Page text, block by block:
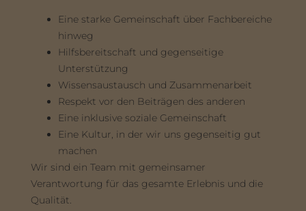
Eine starke Gemeinschaft über Fachbereiche
hinweg
Hilfsbereitschaft und gegenseitige
Unterstützung
Wissensaustausch und Zusammenarbeit
Respekt vor den Beiträgen des anderen
Eine inklusive soziale Gemeinschaft
Eine Kultur, in der wir uns gegenseitig gut
machen
Wir sind ein Team mit gemeinsamer
Verantwortung für das gesamte Erlebnis und die
Qualität.